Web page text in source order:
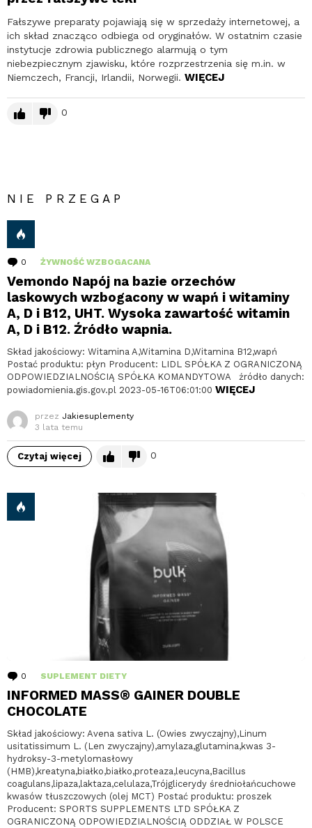
Fałszywe preparaty pojawiają się w sprzedaży internetowej, a
ich skład znacząco odbiega od oryginałów. W ostatnim czasie
instytucje zdrowia publicznego alarmują o tym
niebezpiecznym zjawisku, które rozprzestrzenia się m.in. w
Niemczech, Francji, Irlandii, Norwegii. WIĘCEJ
0
NIE PRZEGAP
0 komentarzy
ŻYWNOŚĆ WZBOGACANA
Vemondo Napój na bazie orzechów
laskowych wzbogacony w wapń i witaminy
A, D i B12, UHT. Wysoka zawartość witamin
A, D i B12. Źródło wapnia.
Skład jakościowy: Witamina A,Witamina D,Witamina B12,wapń
Postać produktu: płyn Producent: LIDL SPÓŁKA Z OGRANICZONĄ
ODPOWIEDZIALNOŚCIĄ SPÓŁKA KOMANDYTOWA źródło danych:
powiadomienia.gis.gov.pl 2023-05-16T06:01:00 WIĘCEJ
przez Jakiesuplementy
3 lata temu
Czytaj więcej 0
0 komentarzy
SUPLEMENT DIETY
INFORMED MASS® GAINER DOUBLE
CHOCOLATE
Skład jakościowy: Avena sativa L. (Owies zwyczajny),Linum
usitatissimum L. (Len zwyczajny),amylaza,glutamina,kwas 3-
hydroksy-3-metylomasłowy
(HMB),kreatyna,białko,białko,proteaza,leucyna,Bacillus
coagulans,lipaza,laktaza,celulaza,Trójglicerydy średniołańcuchowe
kwasów tłuszczowych (olej MCT) Postać produktu: proszek
Producent: SPORTS SUPPLEMENTS LTD SPÓŁKA Z
OGRANICZONĄ ODPOWIEDZIALNOŚCIĄ ODDZIAŁ W POLSCE